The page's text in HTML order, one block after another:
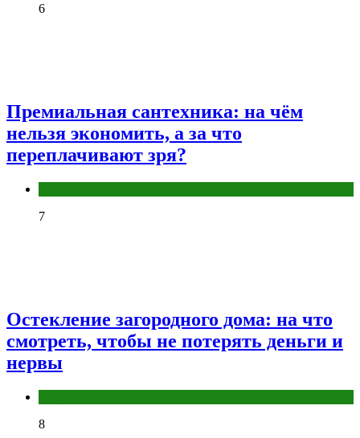
6
Премиальная сантехника: на чём
нельзя экономить, а за что
переплачивают зря?
7
Остекление загородного дома: на что
смотреть, чтобы не потерять деньги и
нервы
8